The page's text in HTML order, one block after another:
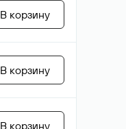
В корзину
В корзину
В корзину